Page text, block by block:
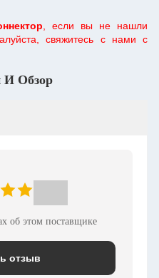
, если вы не нашли
свяжитесь с нами с
И Обзор
об этом поставщике
отзыв